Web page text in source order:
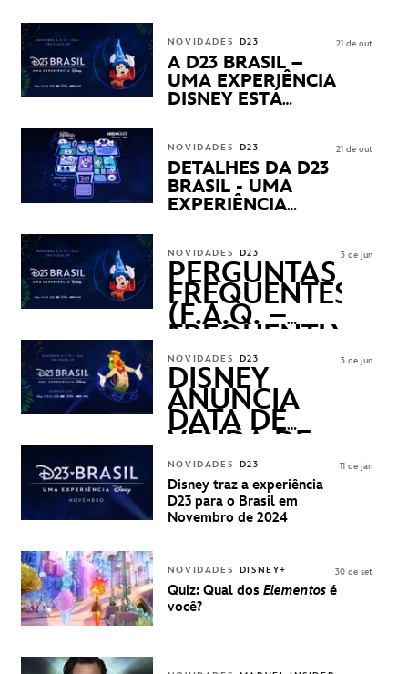
APRESENTAÇÕES E
PRODUTOS EXCLUSIVOS
NO TRANSAMÉRICA EXPO
CENTER EM SÃO PAULO
NOVIDADES D23
A D23 BRASIL –
UMA EXPERIÊNCIA
DISNEY ESTÁ
21 de out
NOVIDADES D23
DETALHES DA D23
BRASIL - UMA
EXPERIÊNCIA
21 de out
NOVIDADES D23
PERGUNTAS
FREQUENTES
(F.A.Q. –
FREQUENTLY
ASKED
QUESTIONS)
3 de jun
NOVIDADES D23
DISNEY
ANUNCIA
DATA DE
VENDA DE
INGRESSOS
PARA A D23
BRASIL -
UMA
DISNEY
3 de jun
NOVIDADES D23
Disney traz a experiência
D23 para o Brasil em
Novembro de 2024
11 de jan
NOVIDADES DISNEY+
Quiz: Qual dos Elementos é
você?
30 de set